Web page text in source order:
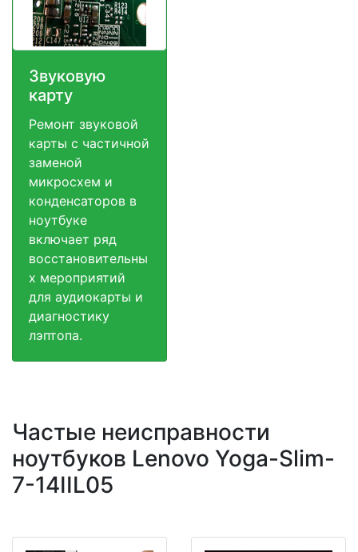
Звуковую
карту
Ремонт звуковой
карты с частичной
заменой
микросхем и
конденсаторов в
ноутбуке
включает ряд
восстановительны
х мероприятий
для аудиокарты и
диагностику
лэптопа.
Частые неисправности
ноутбуков Lenovo Yoga-Slim-
7-14IIL05